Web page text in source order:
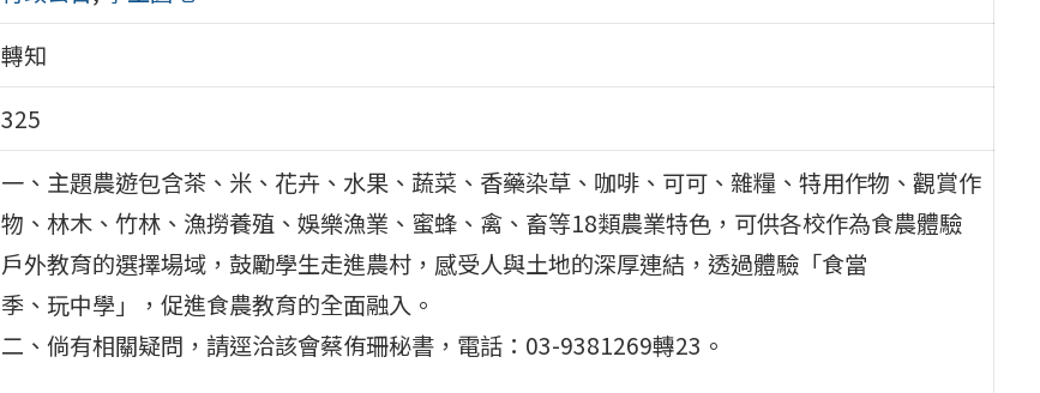
轉知
325
一、主題農遊包含茶、米、花卉、水果、蔬菜、香藥染草、咖啡、可可、雜糧、特用作物、觀賞作
物、林木、竹林、漁撈養殖、娛樂漁業、蜜蜂、禽、畜等18類農業特色，可供各校作為食農體驗
戶外教育的選擇場域，鼓勵學生走進農村，感受人與土地的深厚連結，透過體驗「食當
季、玩中學」，促進食農教育的全面融入。
二、倘有相關疑問，請逕洽該會蔡侑珊秘書，電話：03-9381269轉23。